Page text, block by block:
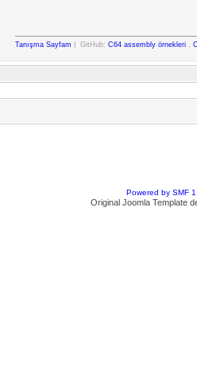
Tanışma Sayfam | GitHub: C64 assembly örnekleri,
Powered by SMF
Original Joomla Template